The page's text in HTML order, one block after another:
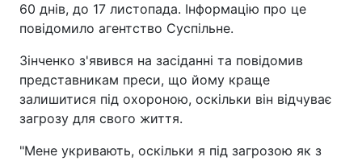
60 днів, до 17 листопада. Інформацію про це
повідомило агентство Суспільне.
Зінченко з'явився на засіданні та повідомив
представникам преси, що йому краще
залишитися під охороною, оскільки він відчуває
загрозу для свого життя.
"Мене укривають, оскільки я під загрозою як з